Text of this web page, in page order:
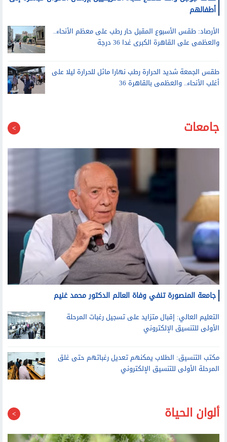
خدمة جوجل والت تسمح للآباء الأمريكيين بإرسال الأموال مباشرة إلى
أطفالهم
الأرصاد: طقس الأسبوع المقبل حار رطب على معظم الأنحاء..
والعظمى على القاهرة الكبرى غدا 36 درجة
طقس الجمعة شديد الحرارة رطب نهارا مائل للحرارة ليلا على
أغلب الأنحاء.. والعظمى بالقاهرة 36
جامعات
جامعة المنصورة تنفي وفاة العالم الدكتور محمد غنيم
التعليم العالي: إقبال متزايد على تسجيل رغبات المرحلة
الأولى للتنسيق الإلكتروني
مكتب التنسيق: الطلاب يمكنهم تعديل رغباتهم حتى غلق
المرحلة الأولى للتنسيق الإلكتروني
ألوان الحياة